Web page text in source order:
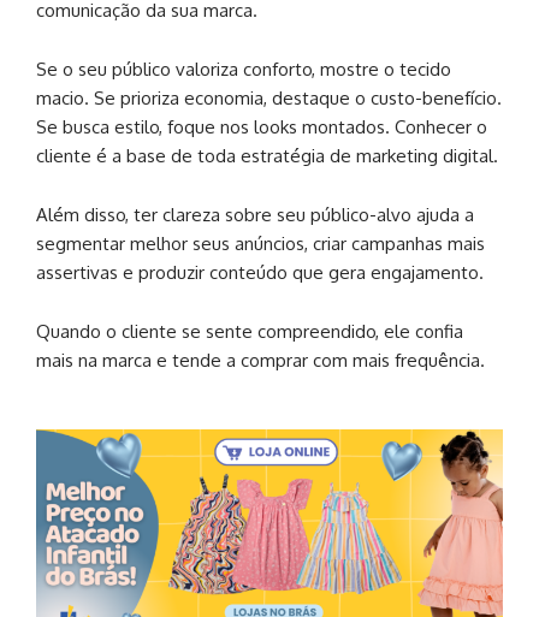
comunicação da sua marca.
Se o seu público valoriza conforto, mostre o tecido
macio. Se prioriza economia, destaque o custo-benefício.
Se busca estilo, foque nos looks montados. Conhecer o
cliente é a base de toda estratégia de marketing digital.
Além disso, ter clareza sobre seu público-alvo ajuda a
segmentar melhor seus anúncios, criar campanhas mais
assertivas e produzir conteúdo que gera engajamento.
Quando o cliente se sente compreendido, ele confia
mais na marca e tende a comprar com mais frequência.